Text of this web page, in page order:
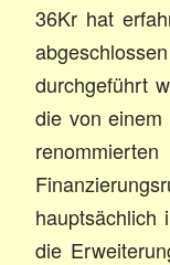
36Kr hat
durchgeführt
die von einem
hauptsächlich
die